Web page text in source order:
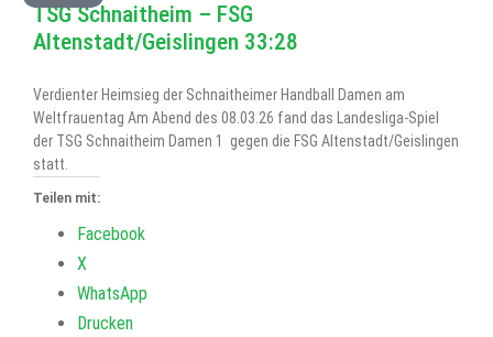
TSG Schnaitheim – FSG
Altenstadt/Geislingen 33:28
Verdienter Heimsieg der Schnaitheimer Handball Damen am
Weltfrauentag Am Abend des 08.03.26 fand das Landesliga-Spiel
der TSG Schnaitheim Damen 1 gegen die FSG Altenstadt/Geislingen
statt.
Teilen mit:
Facebook
X
WhatsApp
Drucken